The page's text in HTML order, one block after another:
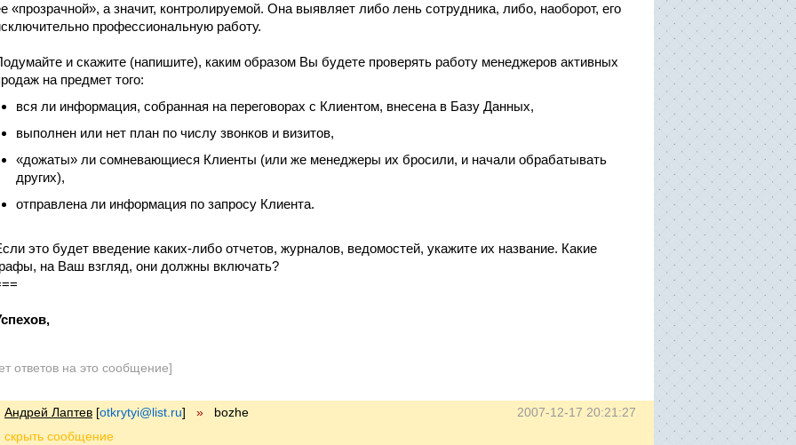
«прозрачной», а значит, контролируемой. Она выявляет либо лень сотрудника, либо, наоборот, его
профессиональную работу.
и скажите (напишите), каким образом Вы будете проверять работу менеджеров активных
на предмет того:
вся ли информация, собранная на переговорах с Клиентом, внесена в Базу Данных,
выполнен или нет план по числу звонков и визитов,
«дожаты» ли сомневающиеся Клиенты (или же менеджеры их бросили, и начали обрабатывать
других),
отправлена ли информация по запросу Клиента.
это будет введение каких-либо отчетов, журналов, ведомостей, укажите их название. Какие
на Ваш взгляд, они должны включать?
ответов на это сообщение]
2007-12-17 20:21:27
Андрей Лаптев [otkrytyi@list.ru] » bozhe